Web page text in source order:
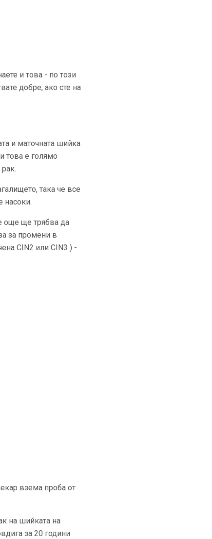
и това - по този
добре, ако сте на
и маточната шийка
това е голямо
така че все
насоки.
още ще трябва да
за промени в
CIN2 или CIN3 ) -
взема проба от
на шийката на
за 20 години